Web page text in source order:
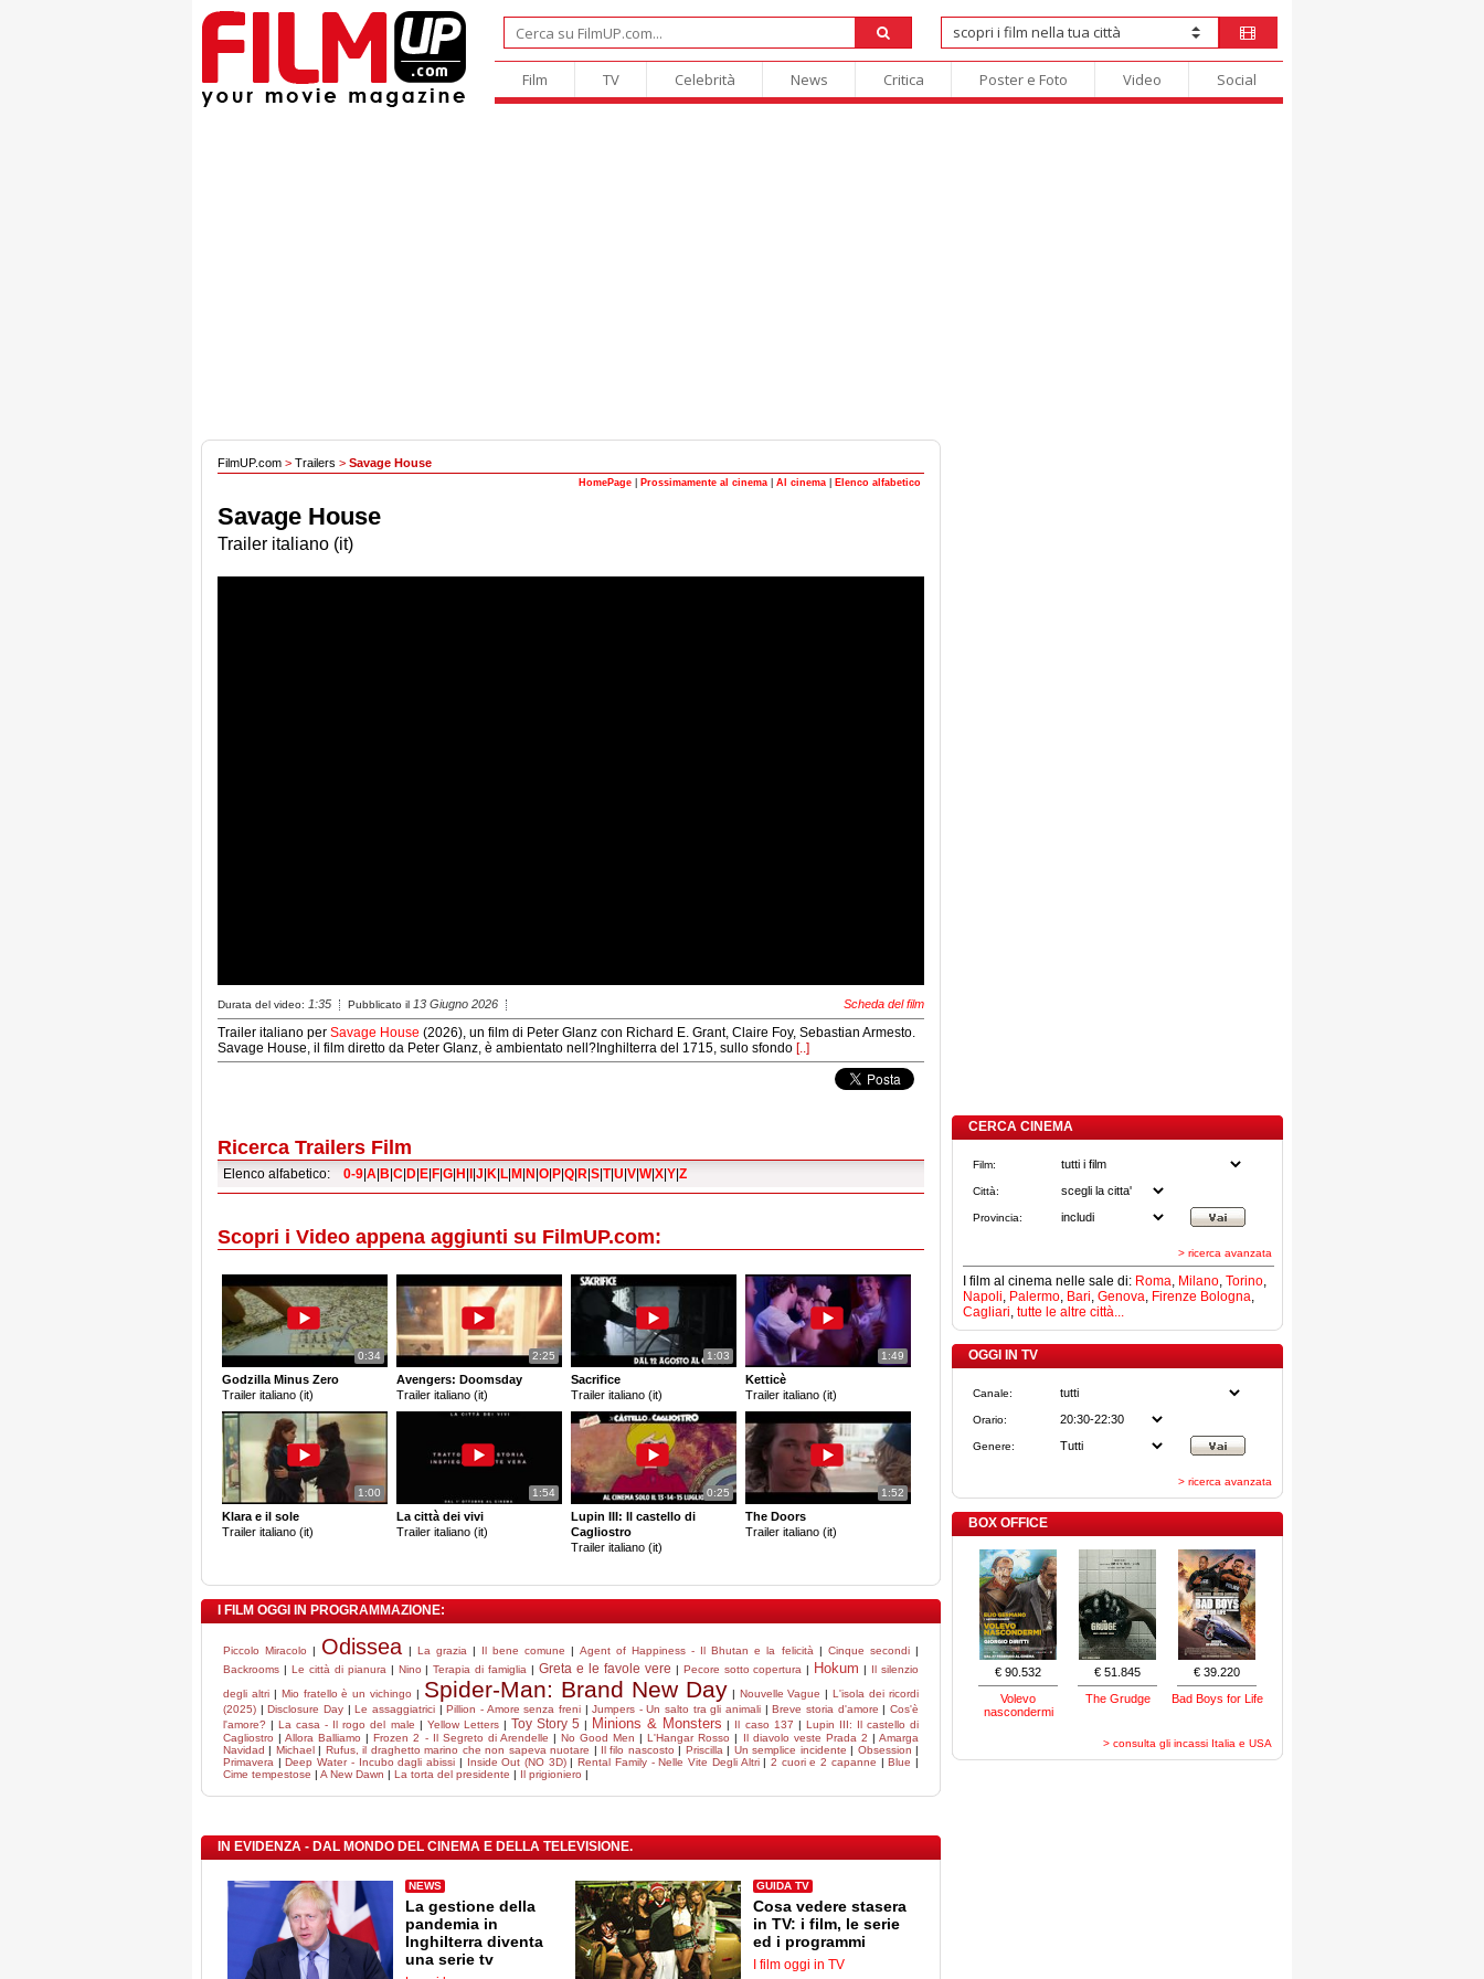
Film TV Celebrità News Critica Poster e Foto Video Social
FilmUP.com > Trailers > Savage House
HomePage Prossimamente al cinema Al cinema Elenco alfabetico
Savage House
Trailer italiano (it)
Durata del video: 1:35 Pubblicato il 13 Giugno 2026 Scheda del film
Trailer italiano per Savage House (2026), un film di Peter Glanz con Richard E. Grant, Claire Foy, Sebastian Armesto.
Savage House, il film diretto da Peter Glanz, è ambientato nell?Inghilterra del 1715, sullo sfondo [..]
Ricerca Trailers Film
Elenco alfabetico: 0-9|A|B|C|D|E|F|G|H|I|J|K|L|M|N|O|P|Q|R|S|T|U|V|W|X|Y|Z
Scopri i Video appena aggiunti su FilmUP.com:
0:34
Godzilla Minus Zero
Trailer italiano (it)
2:25
Avengers: Doomsday
Trailer italiano (it)
1:03
Sacrifice
Trailer italiano (it)
1:49
Ketticè
Trailer italiano (it)
1:00
Klara e il sole
Trailer italiano (it)
1:54
La città dei vivi
Trailer italiano (it)
0:25
Lupin III: Il castello di
Cagliostro
Trailer italiano (it)
1:52
The Doors
Trailer italiano (it)
I FILM OGGI IN PROGRAMMAZIONE:
Piccolo Miracolo | Odissea | La grazia | Il bene comune | Agent of Happiness - Il Bhutan e la felicità | Cinque secondi|
Backrooms | Le città di pianura | Nino |Terapia di famiglia |Greta e le favole vere | Pecore sotto copertura | Hokum | Il silenzio
degli altri| Mio fratello è un vichingo | Spider-Man: Brand New Day | Nouvelle Vague |L'isola dei ricordi
(2025) |Disclosure Day|Le assaggiatrici|Pillion - Amore senza freni|Jumpers - Un salto tra gli animali |Breve storia d'amore |Cos'è
l'amore? |La casa - Il rogo del male | Yellow Letters| Toy Story 5 | Minions & Monsters | Il caso 137 | Lupin III: Il castello di
Cagliostro |Allora Balliamo |Frozen 2 - Il Segreto di Arendelle |No Good Men |L'Hangar Rosso | Il diavolo veste Prada 2 |Amarga
Navidad | Michael| Rufus, il draghetto marino che non sapeva nuotare | Il filo nascosto | Priscilla | Un semplice incidente | Obsession |
Primavera |Deep Water - Incubo dagli abissi | Inside Out (NO 3D)|Rental Family - Nelle Vite Degli Altri| 2 cuori e 2 capanne |Blue |
Cime tempestose | A New Dawn | La torta del presidente | Il prigioniero |
IN EVIDENZA - DAL MONDO DEL CINEMA E DELLA TELEVISIONE.
NEWS
La gestione della
pandemia in
Inghilterra diventa
una serie tv
GUIDA TV
Cosa vedere stasera
in TV: i film, le serie
ed i programmi
I film oggi in TV
CERCA CINEMA
Film:
Città:
Provincia:
> ricerca avanzata
I film al cinema nelle sale di: Roma, Milano, Torino,
Napoli, Palermo, Bari, Genova, Firenze Bologna,
Cagliari, tutte le altre città...
OGGI IN TV
Canale:
Orario:
Genere:
> ricerca avanzata
BOX OFFICE
€ 90.532
Volevo
nascondermi
€ 51.845
The Grudge
€ 39.220
Bad Boys for Life
> consulta gli incassi Italia e USA